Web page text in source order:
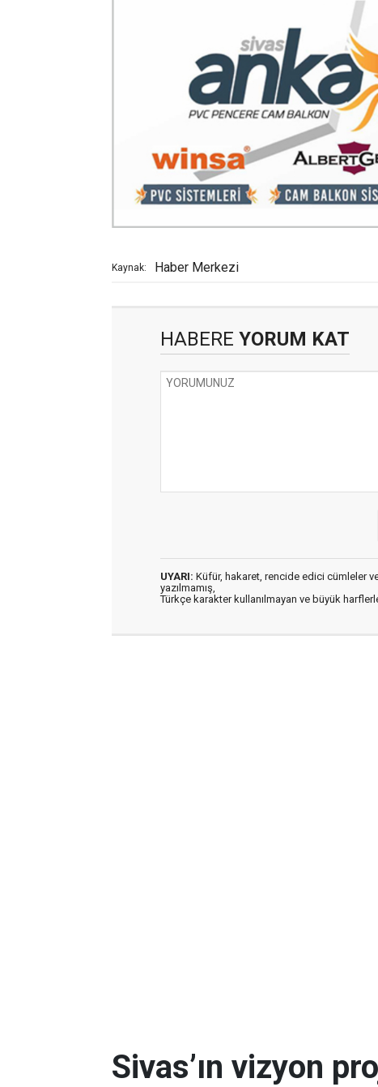
Kaynak: Haber Merkezi
HABERE YORUM KAT
UYARI: Küfür, hakaret, rencide edici cümleler
yazılmamış,
Türkçe karakter kullanılmayan ve büyük
Sivas’ın vizyon